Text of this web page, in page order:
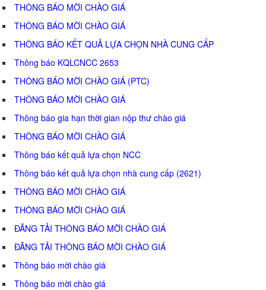
THÔNG BÁO MỜI CHÀO GIÁ
THÔNG BÁO MỜI CHÀO GIÁ
THÔNG BÁO KẾT QUẢ LỰA CHỌN NHÀ CUNG CẤP
Thông báo KQLCNCC 2653
THÔNG BÁO MỜI CHÀO GIÁ (PTC)
THÔNG BÁO MỜI CHÀO GIÁ
Thông báo gia hạn thời gian nộp thư chào giá
THÔNG BÁO MỜI CHÀO GIÁ
Thông báo kết quả lựa chọn NCC
Thông báo kết quả lựa chọn nhà cung cấp (2621)
THÔNG BÁO MỜI CHÀO GIÁ
THÔNG BÁO MỜI CHÀO GIÁ
ĐĂNG TẢI THÔNG BÁO MỜI CHÀO GIÁ
ĐĂNG TẢI THÔNG BÁO MỜI CHÀO GIÁ
Thông báo mời chào giá
Thông báo mời chào giá